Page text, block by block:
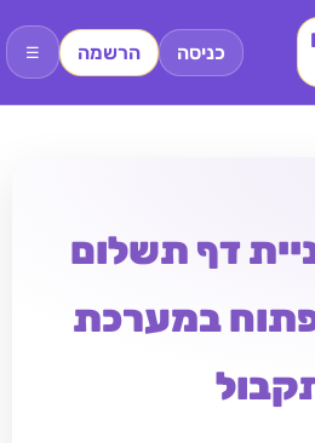
כניסה הרשמה ☰
דף תשלום
במערכת